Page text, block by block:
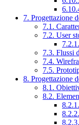
7. Progettazione
7.1.
7.2. User
7.3. Flussi
7.4.
7.5.
8. Progettazione
8.1.
8.2.